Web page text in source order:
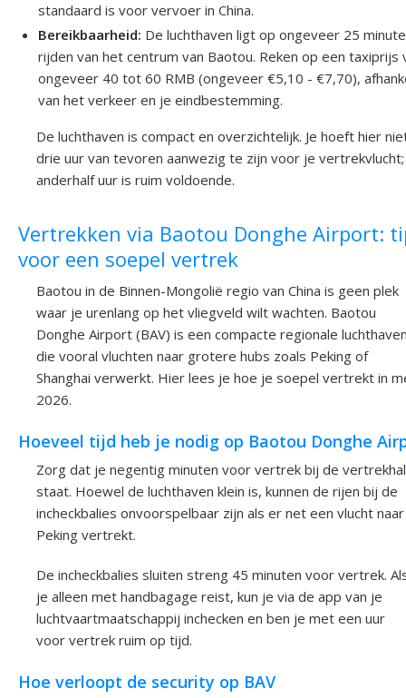
standaard is voor vervoer in China.
Bereikbaarheid: De luchthaven ligt op ongeveer 25
rijden van het centrum van Baotou. Reken op een taxiprijs
ongeveer 40 tot 60 RMB (ongeveer €5,10 - €7,70),
van het verkeer en je eindbestemming.
De luchthaven is compact en overzichtelijk. Je hoeft hier
drie uur van tevoren aanwezig te zijn voor je vertrekvlucht;
anderhalf uur is ruim voldoende.
Vertrekken via Baotou Donghe Airport:
voor een soepel vertrek
Baotou in de Binnen-Mongolië regio van China is geen plek
waar je urenlang op het vliegveld wilt wachten. Baotou
Donghe Airport (BAV) is een compacte regionale
die vooral vluchten naar grotere hubs zoals Peking of
Shanghai verwerkt. Hier lees je hoe je soepel vertrekt in
2026.
Hoeveel tijd heb je nodig op Baotou Donghe
Zorg dat je negentig minuten voor vertrek bij de vertrekhal
staat. Hoewel de luchthaven klein is, kunnen de rijen bij de
incheckbalies onvoorspelbaar zijn als er net een vlucht naar
Peking vertrekt.
De incheckbalies sluiten streng 45 minuten voor vertrek.
je alleen met handbagage reist, kun je via de app van je
luchtvaartmaatschappij inchecken en ben je met een uur
voor vertrek ruim op tijd.
Hoe verloopt de security op BAV